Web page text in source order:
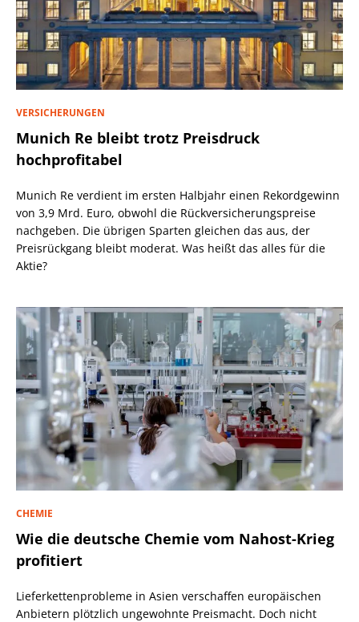
VERSICHERUNGEN
Munich Re bleibt trotz Preisdruck
hochprofitabel
Munich Re verdient im ersten Halbjahr einen Rekordgewinn
von 3,9 Mrd. Euro, obwohl die Rückversicherungspreise
nachgeben. Die übrigen Sparten gleichen das aus, der
Preisrückgang bleibt moderat. Was heißt das alles für die
Aktie?
CHEMIE
Wie die deutsche Chemie vom Nahost-Krieg
profitiert
Lieferkettenprobleme in Asien verschaffen europäischen
Anbietern plötzlich ungewohnte Preismacht. Doch nicht